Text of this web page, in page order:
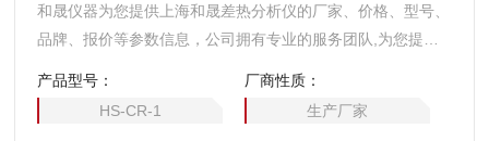
和晟仪器为您提供上海和晟差热分析仪的厂家、价格、型号、
品牌、报价等参数信息，公司拥有专业的服务团队,为您提供
产品型号：
HS-CR-1
厂商性质：
生产厂家